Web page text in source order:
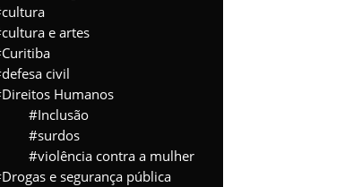
cultura
cultura e artes
Curitiba
defesa civil
Direitos Humanos
Inclusão
surdos
violência contra a mulher
Drogas e segurança pública